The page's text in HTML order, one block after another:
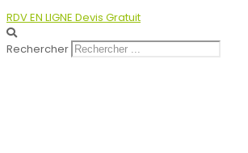
RDV EN LIGNE Devis Gratuit
Rechercher